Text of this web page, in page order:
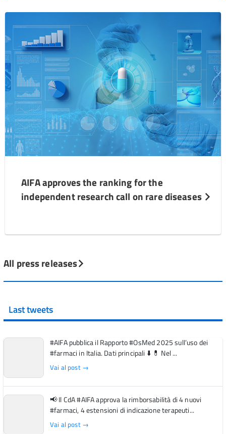
AIFA approves the ranking for the
independent research call on rare diseases
All press releases
Last tweets
#AIFA pubblica il Rapporto #OsMed 2025 sull’uso dei
#farmaci in Italia. Dati principali ⬇️ 💊 Nel ...
Vai al post →
📢 Il CdA #AIFA approva la rimborsabilità di 4 nuovi
#farmaci, 4 estensioni di indicazione terapeuti...
Vai al post →